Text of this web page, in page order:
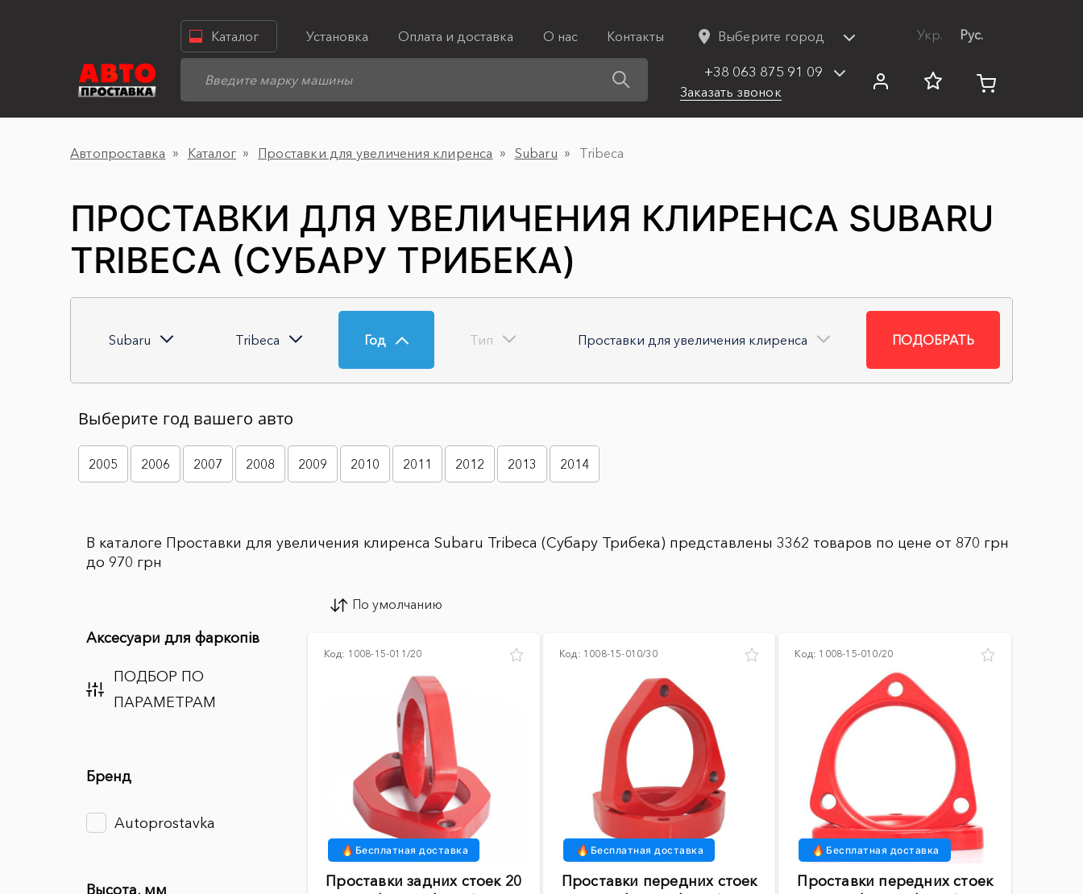
Каталог Установка Оплата и доставка О нас Контакты Выберите город Укр. Рус.
+38 063 875 91 09
Заказать звонок
Автопроставка Каталог Проставки для увеличения клиренса Subaru Tribeca
ПРОСТАВКИ ДЛЯ УВЕЛИЧЕНИЯ КЛИРЕНСА SUBARU
TRIBECA (СУБАРУ ТРИБЕКА)
Subaru Tribeca Год Тип Проставки для увеличения клиренса ПОДОБРАТЬ
Выберите год вашего авто
2005 2006 2007 2008 2009 2010 2011 2012 2013 2014
В каталоге Проставки для увеличения клиренса Subaru Tribeca (Субару Трибека) представлены 3362 товаров по цене от 870 грн
до 970 грн
Аксесуари для фаркопів
ПОДБОР ПО
ПАРАМЕТРАМ
Бренд
Autoprostavka
Высота, мм
По умолчанию
Код: 1008-15-011/20
Бесплатная доставка
Проставки задних стоек 20
Код: 1008-15-010/30
Бесплатная доставка
Проставки передних стоек
Код: 1008-15-010/20
Бесплатная доставка
Проставки передних стоек